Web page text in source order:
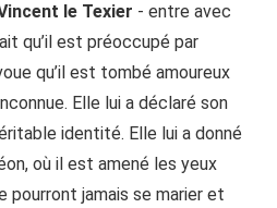
le Texier - entre avec
qu’il est préoccupé par
qu’il est tombé amoureux
Elle lui a déclaré son
identité. Elle lui a donné
où il est amené les yeux
pourront jamais se marier et